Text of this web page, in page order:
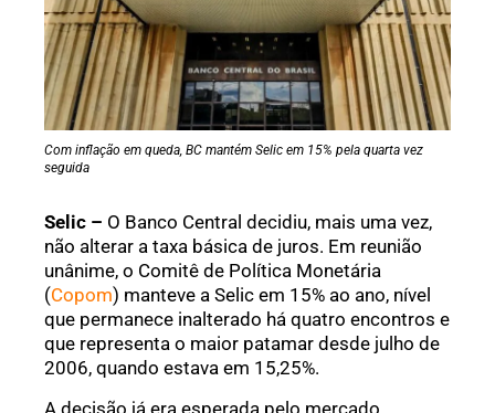
Com inflação em queda, BC mantém Selic em 15% pela quarta vez
seguida
Selic – O Banco Central decidiu, mais uma vez,
não alterar a taxa básica de juros. Em reunião
unânime, o Comitê de Política Monetária
(Copom) manteve a Selic em 15% ao ano, nível
que permanece inalterado há quatro encontros e
que representa o maior patamar desde julho de
2006, quando estava em 15,25%.
A decisão já era esperada pelo mercado